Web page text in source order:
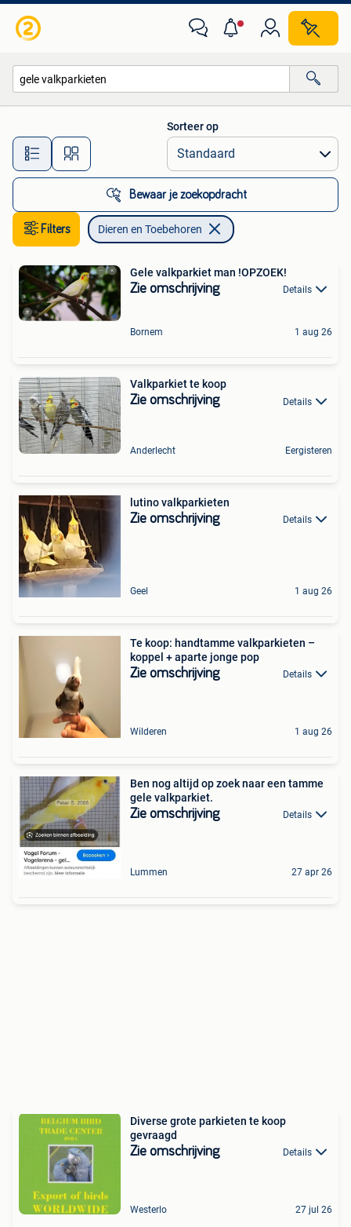
Alle afstanden…
Sorteer op
Bewaar je zoekopdracht
Filters Dieren en Toebehoren
Gele valkparkiet man !OPZOEK!
Zie omschrijving Details
Bornem 1 aug 26
Valkparkiet te koop
Zie omschrijving Details
Anderlecht Eergisteren
lutino valkparkieten
Zie omschrijving Details
Geel 1 aug 26
Te koop: handtamme valkparkieten –
koppel + aparte jonge pop
Zie omschrijving Details
Wilderen 1 aug 26
Ben nog altijd op zoek naar een tamme
gele valkparkiet.
Zie omschrijving Details
Lummen 27 apr 26
Diverse grote parkieten te koop
gevraagd
Zie omschrijving Details
Westerlo 27 jul 26